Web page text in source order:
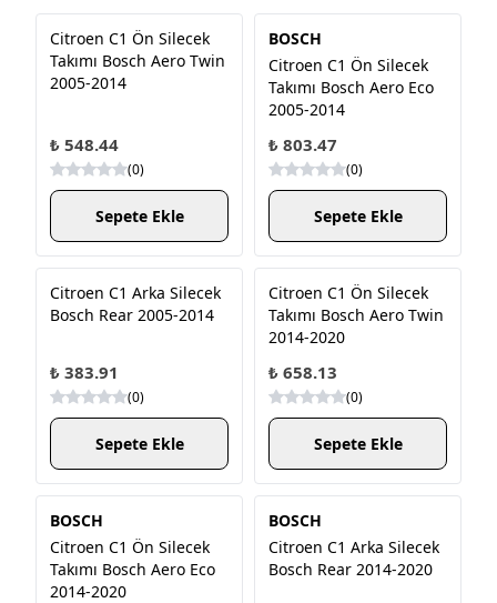
Citroen C1 Ön Silecek
Takımı Bosch Aero Twin
2005-2014
₺ 548.44
(0)
Sepete Ekle
BOSCH
Citroen C1 Ön Silecek
Takımı Bosch Aero Eco
2005-2014
₺ 803.47
(0)
Sepete Ekle
Citroen C1 Arka Silecek
Bosch Rear 2005-2014
₺ 383.91
(0)
Sepete Ekle
Citroen C1 Ön Silecek
Takımı Bosch Aero Twin
2014-2020
₺ 658.13
(0)
Sepete Ekle
BOSCH
Citroen C1 Ön Silecek
Takımı Bosch Aero Eco
2014-2020
BOSCH
Citroen C1 Arka Silecek
Bosch Rear 2014-2020